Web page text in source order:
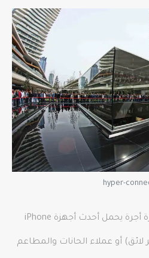
hyper-
لا تتفاجأ إذا رأيت سائق سيارة أجرة يحمل أحدث أجهزة iPhone
أو عملاء الحانات والمطاعم